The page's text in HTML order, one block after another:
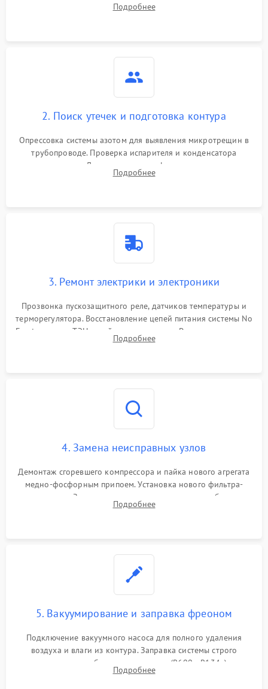
1000 ₽
1800 ₽
считывание кодов ошибок с электронного дисплея.
Подробнее
2. Поиск утечек и подготовка контура
Опрессовка системы азотом для выявления микротрещин в
трубопроводе. Проверка испарителя и конденсатора
течеискателем. Демонтаж старого фильтра-осушителя и
продувка капиллярной трубки для устранения засоров.
Подробнее
3. Ремонт электрики и электроники
Прозвонка пускозащитного реле, датчиков температуры и
терморегулятора. Восстановление цепей питания системы No
Frost, включая ТЭН оттайки и вентилятор. Ремонт или замена
платы управления при сбоях алгоритмов.
Подробнее
4. Замена неисправных узлов
Демонтаж сгоревшего компрессора и пайка нового агрегата
медно-фосфорным припоем. Установка нового фильтра-
осушителя. Замена изношенных вентиляторов обдува,
сломанных заслонок или поврежденных дверных петель.
Подробнее
5. Вакуумирование и заправка фреоном
Подключение вакуумного насоса для полного удаления
воздуха и влаги из контура. Заправка системы строго
дозированным объемом хладагента (R600a, R134a) по
электронным весам. Контроль рабочего давления в системе.
Подробнее